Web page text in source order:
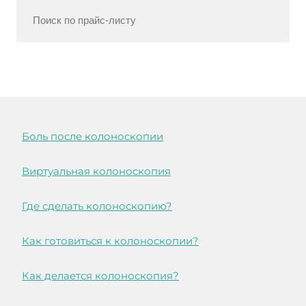
Боль после колоноскопии
Виртуальная колоноскопия
Где сделать колоноскопию?
Как готовиться к колоноскопии?
Как делается колоноскопия?